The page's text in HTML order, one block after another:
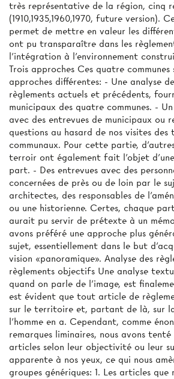
très représentative de la région, cinq
(1910,1935,1960,1970, future version).
permet de mettre en valeur les
ont pu transparaître dans les
l'intégration à l'environnement
Trois approches Ces quatre
approches différentes: - Une analyse
règlements actuels et précédents,
municipaux des quatre communes. -
avec des entrevues de municipaux ou
questions au hasard de nos visites
communaux. Pour cette partie,
terroir ont également fait l’objet
part. - Des entrevues avec des
concernées de près ou de loin par le
architectes, des responsables de
ou une historienne. Certes, chaque
aurait pu servir de prétexte à un
avons préféré une approche plus
sujet, essentiellement dans le but
vision «panoramique». Analyse des
règlements objectifs Une analyse
quand on parle de l'image, est
est évident que tout article de
sur le territoire et, partant de là, sur
l'homme en a. Cependant, comme
remarques liminaires, nous avons
articles selon leur objectivité ou leur
apparente à nos yeux, ce qui nous
groupes génériques: 1. Les articles que